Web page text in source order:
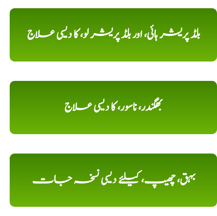
بلڈ پریشر ہائی، اور بلڈ پریشر لو، کا دیسی علاج
بھگندر، ناسور، کا دیسی علاج
بہق، چھیپ، کیلئے دیسی نسخہ جات